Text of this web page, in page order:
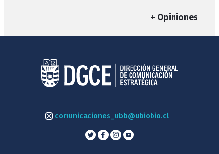
+ Opiniones
comunicaciones_ubb@ubiobio.cl